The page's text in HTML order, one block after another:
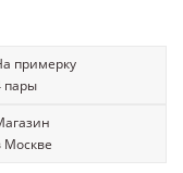
примерку
пары
Москве